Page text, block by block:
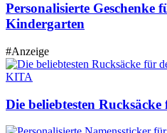
Personalisierte Geschenke
Kindergarten
#Anzeige
KITA
Die beliebtesten